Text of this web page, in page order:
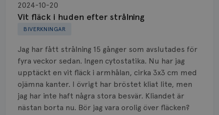
BIVERKNINGAR
Vit fläck i huden efter strålning
2024-10-20
Jag har fått strålning 15 gånger som avslutades för
fyra veckor sedan. Ingen cytostatika. Nu har jag
upptäckt en vit fläck i armhålan, cirka 3x3 cm med
ojämna kanter. I övrigt har bröstet kliat lite, men
jag har inte haft några stora besvär. Kliandet är
nästan borta nu. Bör jag vara orolig över fläcken?
Biopsi
Biverkningar
Bröstvårta
Knöl
Läkemedel